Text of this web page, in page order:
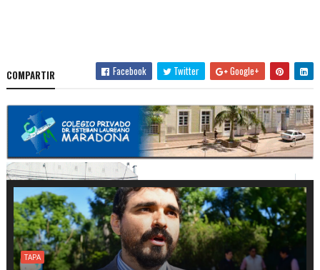
COMPARTIR Facebook Twitter Google+
TAPA